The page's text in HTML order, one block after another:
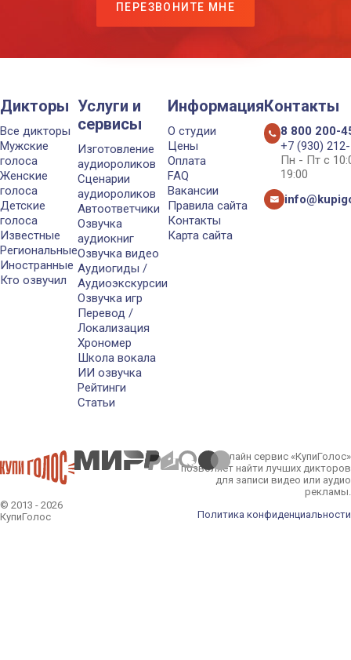
ПЕРЕЗВОНИТЕ МНЕ
Дикторы
Все дикторы
Мужские
голоса
Женские
голоса
Детские
голоса
Известные
Региональные
Иностранные
Кто озвучил
Услуги и
сервисы
Изготовление
аудиороликов
Сценарии
аудиороликов
Автоответчики
Озвучка
аудиокниг
Озвучка видео
Аудиогиды /
Аудиоэкскурсии
Озвучка игр
Перевод /
Локализация
Хрономер
Школа вокала
ИИ озвучка
Рейтинги
Статьи
Информация
О студии
Цены
Оплата
FAQ
Вакансии
Правила сайта
Контакты
Карта сайта
Контакты
8 800 200-
+7 (930)
Пн - Пт с
19:00
© 2013 - 2026
КупиГолос
Онлайн сервис «КупиГолос»
позволяет найти лучших дикторов
для записи видео или аудио
рекламы.
Политика конфиденциальности